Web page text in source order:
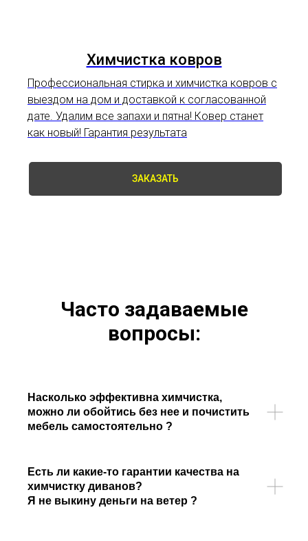
Химчистка ковров
Профессиональная стирка и химчистка ковров с
выездом на дом и доставкой к согласованной
дате. Удалим все запахи и пятна! Ковер станет
как новый! Гарантия результата
ЗАКАЗАТЬ
Часто задаваемые
вопросы:
Насколько эффективна химчистка,
можно ли обойтись без нее и почистить
мебель самостоятельно ?
Есть ли какие-то гарантии качества на
химчистку диванов?
Я не выкину деньги на ветер ?